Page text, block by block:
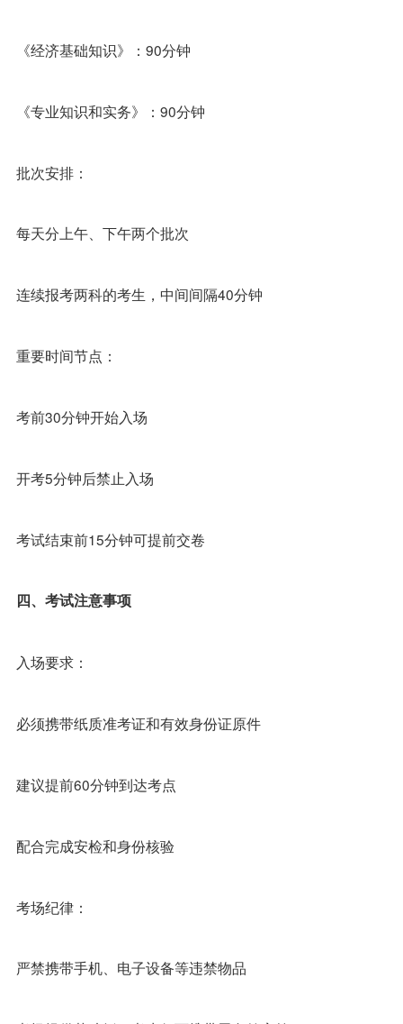
《经济基础知识》：90分钟
《专业知识和实务》：90分钟
批次安排：
每天分上午、下午两个批次
连续报考两科的考生，中间间隔40分钟
重要时间节点：
考前30分钟开始入场
开考5分钟后禁止入场
考试结束前15分钟可提前交卷
四、考试注意事项
入场要求：
必须携带纸质准考证和有效身份证原件
建议提前60分钟到达考点
配合完成安检和身份核验
考场纪律：
严禁携带手机、电子设备等违禁物品